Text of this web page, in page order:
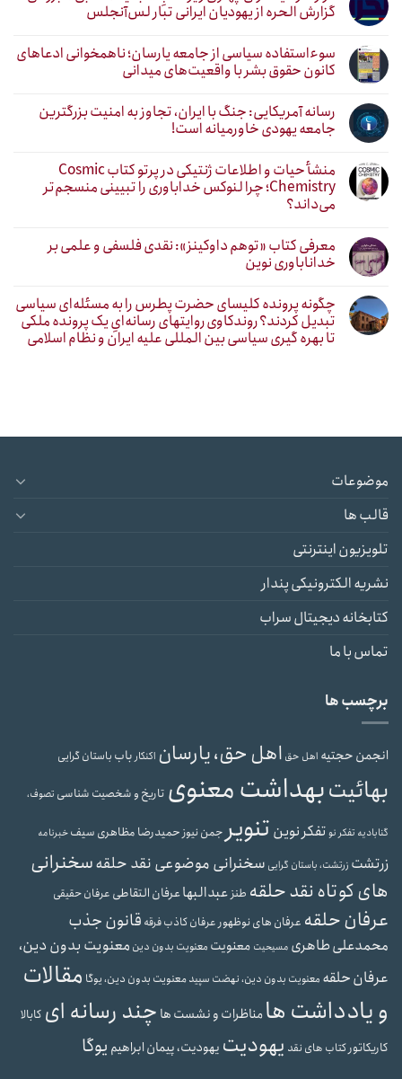
گزارش الحره از یهودیان ایرانی تبار لس‌آنجلس
سوءاستفاده سیاسی از جامعه یارسان؛ ناهمخوانی ادعاهای
کانون حقوق بشر با واقعیت‌های میدانی
رسانه آمریکایی: جنگ با ایران، تجاوز به امنیت بزرگترین
جامعه یهودی خاورمیانه است!
منشأ حیات و اطلاعات ژنتیکی در پرتو کتاب Cosmic
Chemistry؛ چرا لنوکس خداباوری را تبیینی منسجم‌تر
می‌داند؟
معرفی کتاب «توهم داوکینز»: نقدی فلسفی و علمی بر
خداناباوری نوین
چگونه پرونده کلیسای حضرت پطرس را به مسئله‌ای سیاسی
تبدیل کردند؟ روندکاوی روایتهای رسانه‌ایِ یک پرونده ملکی
تا بهره گیری سیاسی بین المللی علیه ایران و نظام اسلامی
موضوعات
قالب ها
تلویزیون اینترنتی
نشریه الکترونیکی پندار
کتابخانه دیجیتال سراب
تماس با ما
برچسب ها
انجمن حجتیه اهل حق اهل حق، یارسان اکنکارباب باستان گرایی
بهائیتبهداشت معنوی تاریخ و شخصیت شناسی تصوف،
گنابادیه تفکر نوتفکر نوین تنویر جمن نیوزحمیدرضا مظاهری سیفخبرنامه
زرتشت زرتشت، باستان گرایی سخنرانی موضوعی نقد حلقهسخنرانی
های کوتاه نقد حلقه طنزعبدالبهاعرفان التقاطی عرفان حقیقی
عرفان حلقه عرفان های نوظهورعرفان کاذبفرقه قانون جذب
محمدعلی طاهری مسیحیت معنویت معنویت بدون دین معنویت بدون دین،
عرفان حلقه معنویت بدون دین، نهضت سپیدمعنویت بدون دین، یوگا مقالات
و یادداشت هامناظرات و نشست ها چند رسانه ای کابالا
کاریکاتورکتاب های نقد یهودیت یهودیت، پیمان ابراهیم یوگا